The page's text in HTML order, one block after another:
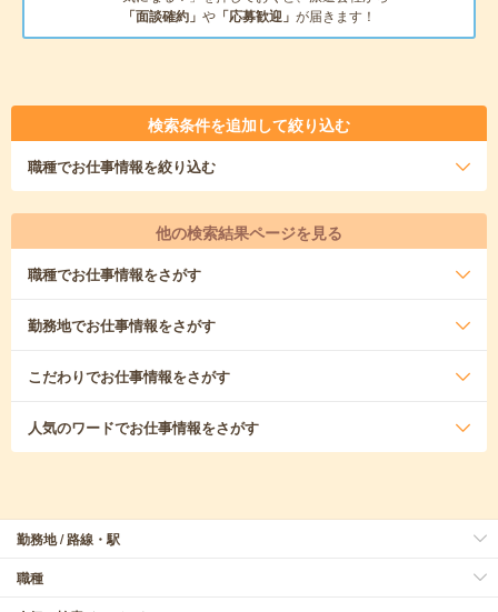
「面談確約」 や 「応募歓迎」 が届きます！
検索条件を追加して絞り込む
職種でお仕事情報を絞り込む
他の検索結果ページを見る
職種でお仕事情報をさがす
勤務地でお仕事情報をさがす
こだわりでお仕事情報をさがす
人気のワードでお仕事情報をさがす
勤務地 / 路線・駅
職種